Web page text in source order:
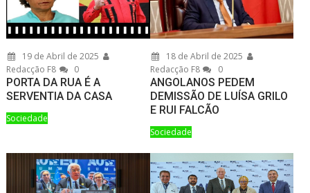
19 de Abril de 2025
Redacção F8
0
PORTA DA RUA É A
SERVENTIA DA CASA
Sociedade
18 de Abril de 2025
Redacção F8
0
ANGOLANOS PEDEM
DEMISSÃO DE LUÍSA GRILO
E RUI FALCÃO
Sociedade